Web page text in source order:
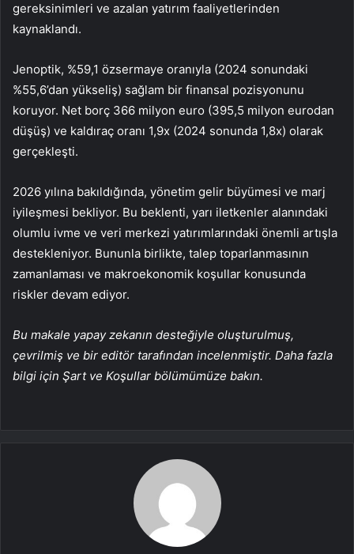
gereksinimleri ve azalan yatırım faaliyetlerinden
kaynaklandı.
Jenoptik, %59,1 özsermaye oranıyla (2024 sonundaki
%55,6’dan yükseliş) sağlam bir finansal pozisyonunu
koruyor. Net borç 366 milyon euro (395,5 milyon eurodan
düşüş) ve kaldıraç oranı 1,9x (2024 sonunda 1,8x) olarak
gerçekleşti.
2026 yılına bakıldığında, yönetim gelir büyümesi ve marj
iyileşmesi bekliyor. Bu beklenti, yarı iletkenler alanındaki
olumlu ivme ve veri merkezi yatırımlarındaki önemli artışla
destekleniyor. Bununla birlikte, talep toparlanmasının
zamanlaması ve makroekonomik koşullar konusunda
riskler devam ediyor.
Bu makale yapay zekanın desteğiyle oluşturulmuş,
çevrilmiş ve bir editör tarafından incelenmiştir. Daha fazla
bilgi için Şart ve Koşullar bölümümüze bakın.